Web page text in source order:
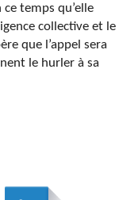
temps qu’elle
collective et le
que l’appel sera
le hurler à sa